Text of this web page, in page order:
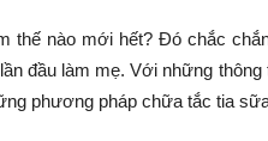
thế nào mới hết? Đó chắc
đầu làm mẹ. Với những
phương pháp chữa tắc tia